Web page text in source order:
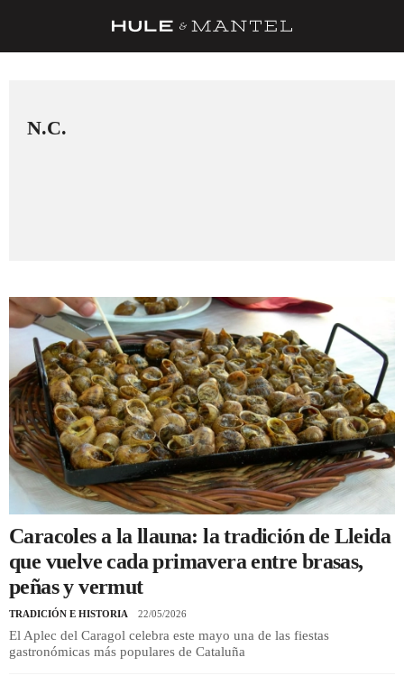
TRADICIÓN
MENÚ DEL DÍA
A CUCHILLO
REGISTRO
INICIAR SESIÓN
N.C.
Caracoles a la llauna: la tradición de Lleida
que vuelve cada primavera entre brasas,
peñas y vermut
TRADICIÓN E HISTORIA 22/05/2026
El Aplec del Caragol celebra este mayo una de las fiestas
gastronómicas más populares de Cataluña